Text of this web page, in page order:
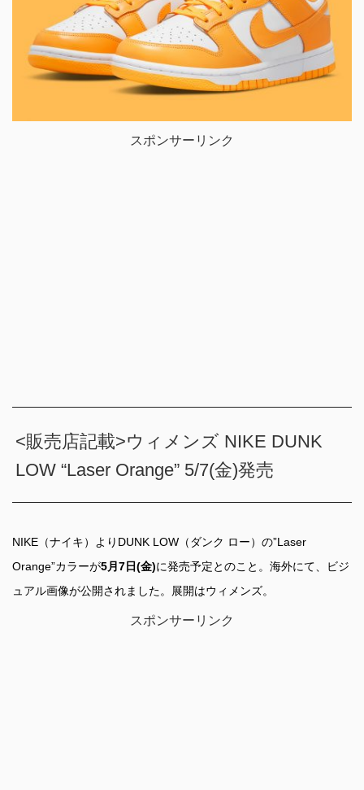
スポンサーリンク
<販売店記載>ウィメンズ NIKE DUNK
LOW “Laser Orange” 5/7(金)発売
NIKE（ナイキ）よりDUNK LOW（ダンク ロー）の”Laser
Orange”カラーが5月7日(金)に発売予定とのこと。海外にて、ビジ
ュアル画像が公開されました。展開はウィメンズ。
スポンサーリンク